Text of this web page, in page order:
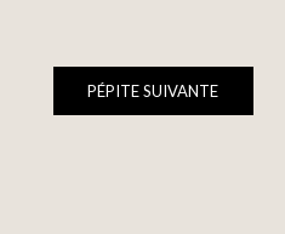
PÉPITE SUIVANTE